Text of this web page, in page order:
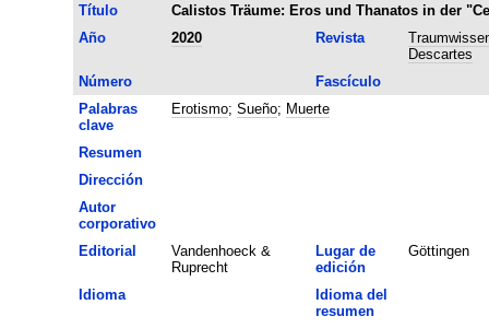
Título
Calistos Träume: Eros und Thanatos in der
Año
2020 Revista
Descartes
Número
Fascículo
Palabras
clave
Erotismo; Sueño; Muerte
Resumen
Dirección
Autor
corporativo
Editorial
Vandenhoeck &
Ruprecht
Lugar de
edición
Göttingen
Idioma
Idioma del
resumen